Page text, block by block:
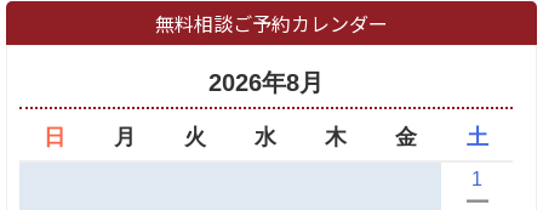
無料相談ご予約カレンダー
2026年8月
日 月 火 水 木 金 土
1
ー